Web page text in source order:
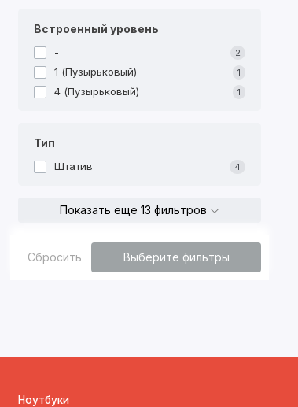
Встроенный уровень
- 2
1 (Пузырьковый) 1
4 (Пузырьковый) 1
Тип
Штатив 4
Показать еще 13 фильтров
Сбросить Выберите фильтры
Ноутбуки